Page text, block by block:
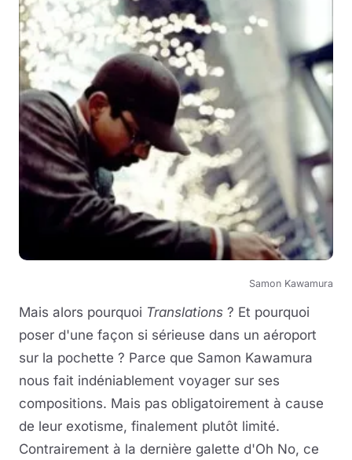
Samon Kawamura
Mais alors pourquoi Translations ? Et pourquoi
poser d'une façon si sérieuse dans un aéroport
sur la pochette ? Parce que Samon Kawamura
nous fait indéniablement voyager sur ses
compositions. Mais pas obligatoirement à cause
de leur exotisme, finalement plutôt limité.
Contrairement à la dernière galette d'Oh No, ce